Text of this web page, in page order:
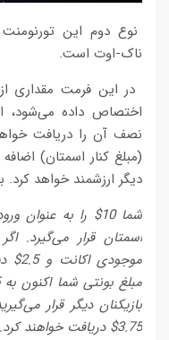
نوع دوم این
ناک-اوت است.
اختصاص داده می‌شود،
نصف آن را دریافت
(مبلغ کنار اسمتان)
دیگر ارزشمند خواهد کرد.
بازیکنان دیگر قرار
3.75$ دریافت خواهند کرد.